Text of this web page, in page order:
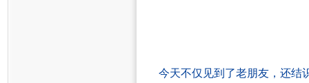
今天不仅见到了老朋友 ，还结